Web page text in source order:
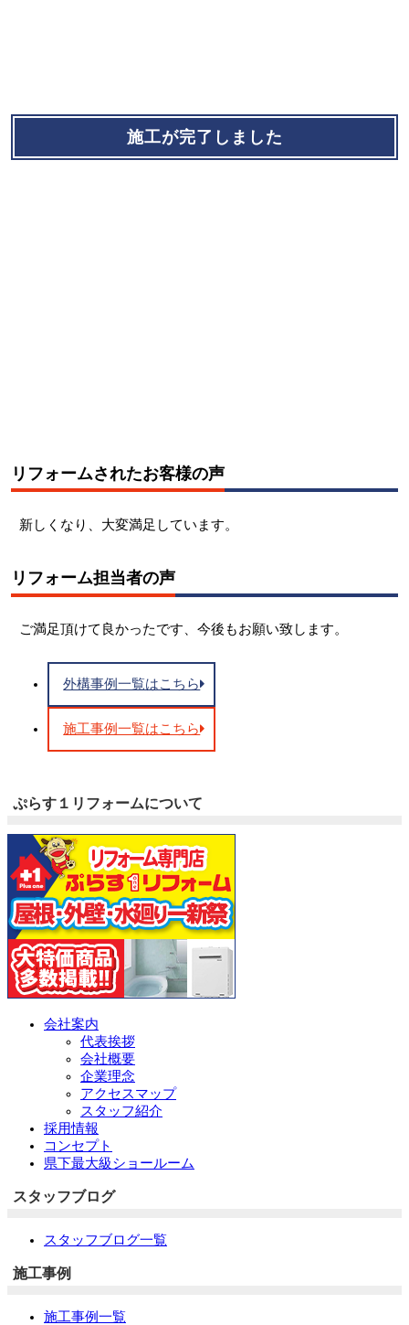
施工が完了しました
リフォームされたお客様の声
新しくなり、大変満足しています。
リフォーム担当者の声
ご満足頂けて良かったです、今後もお願い致します。
外構事例一覧はこちら
施工事例一覧はこちら
ぷらす１リフォームについて
会社案内
代表挨拶
会社概要
企業理念
アクセスマップ
スタッフ紹介
採用情報
コンセプト
県下最大級ショールーム
スタッフブログ
スタッフブログ一覧
施工事例
施工事例一覧